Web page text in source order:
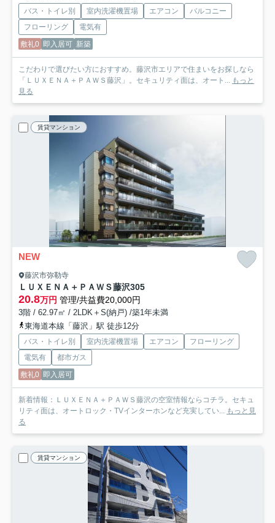
バス・トイレ別 室内洗濯機置場 エアコン
バルコニー
フローリング
電気有
敷礼0 即入居可 新築
こだわりで選びたい方におすすめ。藤沢市エリアで住まいをお探しなら
「ＬＵＸＥＮＡ＋ＰＡＷＳ藤沢」。セキュリティ面は、オート... もっと
見る
賃貸マンション
NEW
藤沢市弥勒寺
ＬＵＸＥＮＡ＋ＰＡＷＳ藤沢305
20.8万円 管理/共益費20,000円
3階 / 62.97㎡ / 2LDK＋S(納戸) /築1年未満
東海道本線「藤沢」駅 徒歩12分
バス・トイレ別 室内洗濯機置場 エアコン
フローリング
電気有
都市ガス
敷礼0 即入居可
新着情報：ＬＵＸＥＮＡ＋ＰＡＷＳ藤沢の空室情報ならコチラ。セキュ
リティ面は、オートロック・TVインターホンなど充実してい... もっと見
る
賃貸マンション